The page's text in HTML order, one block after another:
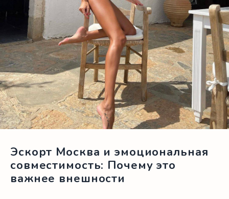
Эскорт Москва и эмоциональная
совместимость: Почему это
важнее внешности